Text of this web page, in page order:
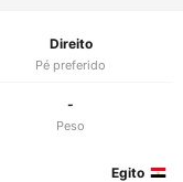
Direito
Pé preferido
-
Peso
Egito